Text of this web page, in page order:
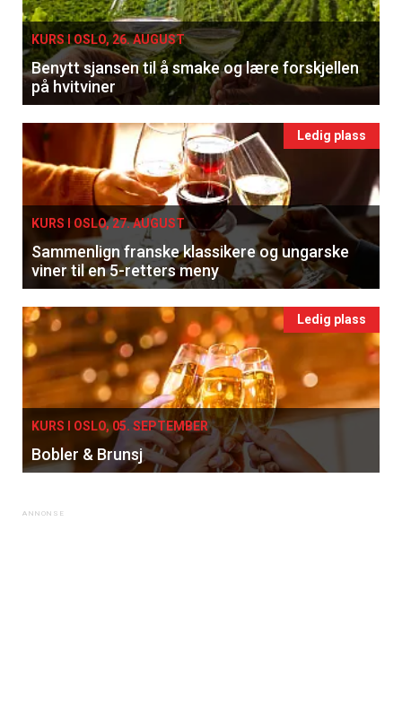
KURS I OSLO, 26. AUGUST
Benytt sjansen til å smake og lære forskjellen
på hvitviner
Ledig plass
KURS I OSLO, 27. AUGUST
Sammenlign franske klassikere og ungarske
viner til en 5-retters meny
Ledig plass
KURS I OSLO, 05. SEPTEMBER
Bobler & Brunsj